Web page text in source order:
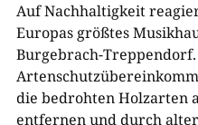
Auf Nachhaltigkeit
Europas größtes
Burgebrach-
die bedrohten Holzarten
entfernen und durch